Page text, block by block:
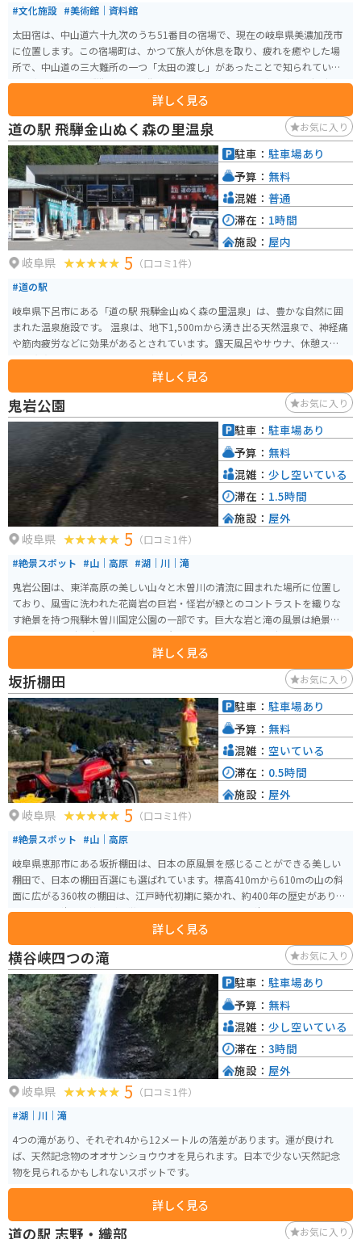
#文化施設 #美術館｜資料館
太田宿は、中山道六十九次のうち51番目の宿場で、現在の岐阜県美濃加茂市
に位置します。この宿場町は、かつて旅人が休息を取り、疲れを癒やした場
所で、中山道の三大難所の一つ「太田の渡し」があったことで知られていま
す。太田宿は、飛騨街道と郡上街道の分岐点でもあり、軍事・政治・経済の
紹介する展示室や、飲食コーナー、物産販売コーナーなどを楽しむことがで
きます。また、敷地正面の巨木は見応えがあり、自然豊かな環境の中で歴史
の深さを感じることができます。周辺の建物も保存されていて、雰囲気が感じ
られます。また、近くの土手からの木曽川を眺めるのも良いところです。レン
タルサイクルもあるので、気晴らしにはちょうど良いところです。
詳しく見る
道の駅 飛騨金山ぬく森の里温泉 お気に入り
岐阜県 5 （口コミ1件）
#道の駅
岐阜県下呂市にある「道の駅 飛騨金山ぬく森の里温泉」は、豊かな自然に囲
まれた温泉施設です。 温泉は、地下1,500mから湧き出る天然温泉で、神経痛
や筋肉疲労などに効果があるとされています。露天風呂やサウナ、休憩スペー
スも充実しており、ドライブの疲れを癒すのに最適です。 特産品としては、
飛騨牛や地元で採れた新鮮な野菜などが販売されています。また、併設のレ
ストランでは、飛騨牛を使った料理や地元の食材を使った料理を楽しむこと
ができます。 バイクで訪れる場合、道の駅には広い駐車場が完備されている
ので安心です。温泉でゆっくりと疲れを癒した後は、周辺の scenic な山道を
ツーリングするのもおすすめです。
詳しく見る
駐車： 駐車場あり
予算： 無料
混雑： 普通
滞在： 1時間
施設： 屋内
鬼岩公園 お気に入り
岐阜県 5 （口コミ1件）
#絶景スポット #山｜高原 #湖｜川｜滝
鬼岩公園は、東洋高原の美しい山々と木曽川の清流に囲まれた場所に位置し
ており、風雪に洗われた花崗岩の巨岩・怪岩が緑とのコントラストを織りな
す絶景を持つ飛騨木曽川国定公園の一部です。巨大な岩と滝の風景は絶景で
す。イベント時は岩屋くぐりという岩の下を探検できる道を歩けます。 四季
折々の自然美が楽しめ、特に春の桜や秋の紅葉は見どころ。鬼岩という名前
は約800年前に鬼人「関の太郎」が住んでおり、その悪行から後白河法皇の命
を受けた纐纈源吾によって討伐された伝説に由来し、今も古句「恐ろしや次
月の里の鬼すすき」が伝わっています。 公園内には温泉情緒ある旅館や飲食
店、お土産店があり、温泉は黄甫元勲大禅師が傷ついた白鷲の湯浴みを目撃
し発見されたとの伝説がある。また、アニメ「鬼滅の刃」ブームで主人公・
炭治郎が一刀両断にした岩に似た岩があるとして、多くの注目を集めている
スポットとなっています。
詳しく見る
駐車： 駐車場あり
予算： 無料
混雑： 少し空いている
滞在： 1.5時間
施設： 屋外
坂折棚田 お気に入り
岐阜県 5 （口コミ1件）
#絶景スポット #山｜高原
岐阜県恵那市にある坂折棚田は、日本の原風景を感じることができる美しい
棚田で、日本の棚田百選にも選ばれています。標高410mから610mの山の斜
面に広がる360枚の棚田は、江戸時代初期に築かれ、約400年の歴史がありま
す。特に石積みの技術が特徴的で、専門の石工によって積まれたと思われる
夏、黄金色に染まる秋と、四季折々の美しい景観です。特に5月中旬から始ま
る田植えの風景は、絶好の撮影スポットです。また、30分程度で楽しめる棚
田ガイドウォークもあり、先人たちの知恵が詰まった石積みや水路の技術を
学びながら、自然と触れ合うことができます。周辺には「なごみの家」など
の観光施設もあり、休憩やお土産購入に便利です。
詳しく見る
駐車： 駐車場あり
予算： 無料
混雑： 空いている
滞在： 0.5時間
施設： 屋外
横谷峡四つの滝 お気に入り
岐阜県 5 （口コミ1件）
#湖｜川｜滝
4つの滝があり、それぞれ4から12メートルの落差があります。運が良けれ
ば、天然記念物のオオサンショウウオを見られます。日本で少ない天然記念
物を見られるかもしれないスポットです。
詳しく見る
駐車： 駐車場あり
予算： 無料
混雑： 少し空いている
滞在： 3時間
施設： 屋外
道の駅 志野・織部 お気に入り